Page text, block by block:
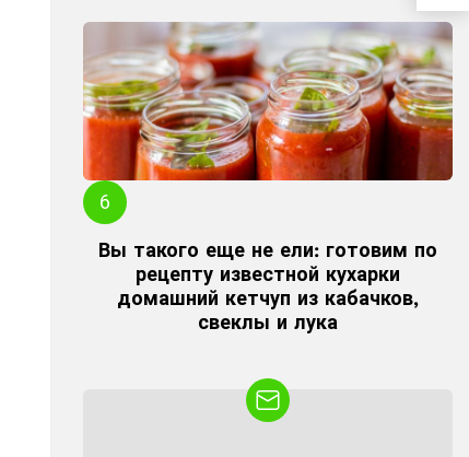
Вы такого еще не ели: готовим по
рецепту известной кухарки
домашний кетчуп из кабачков,
свеклы и лука